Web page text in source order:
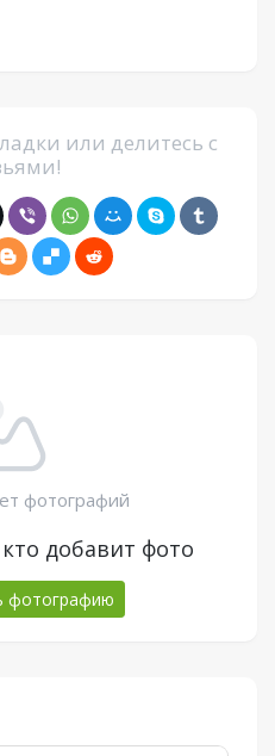
или делитесь с
фотографий
добавит фото
фотографию